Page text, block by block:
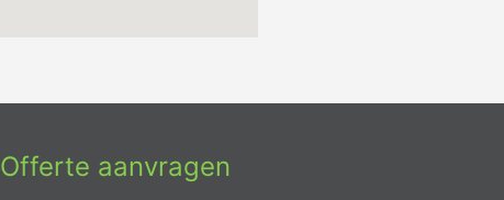
Offerte aanvragen